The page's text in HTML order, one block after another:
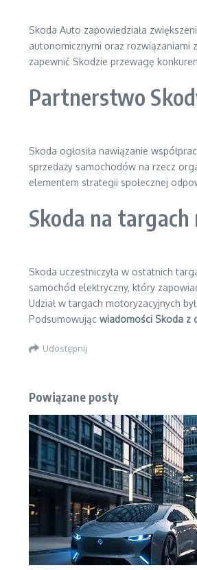
Skoda Auto zapowiedziała
autonomicznymi oraz rozwiązaniami
zapewnić Skodzie przewagę
Partnerstwo
Skoda ogłosiła nawiązanie
sprzedaży samochodów na rzecz
elementem strategii społecznej
Skoda na
Skoda uczestniczyła w ostatnich
samochód elektryczny, który
Udział w targach motoryzacyjnych
Podsumowując wiadomości Skoda z
Udostępnij
Powiązane posty